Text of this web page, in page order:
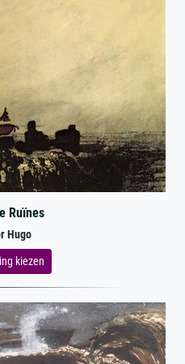
Ruïnes
Hugo
kiezen